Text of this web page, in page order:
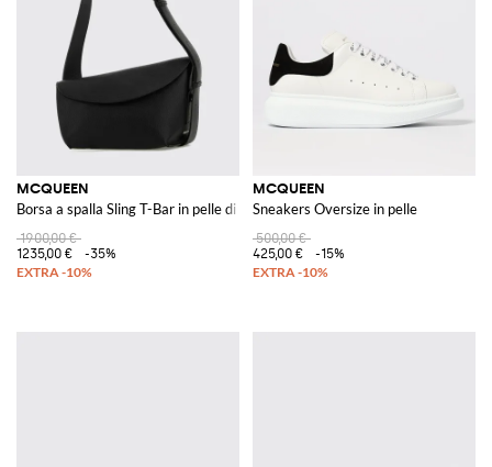
MCQUEEN
Borsa a spalla Sling T-Bar in pelle di vitello asimmetrica
1900,00 €
1235,00 €
-35%
MCQUEEN
Sneakers Oversize in pelle
500,00 €
425,00 €
-15%